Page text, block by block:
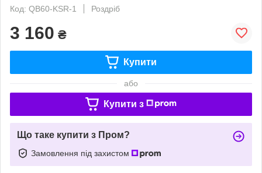
Код: QB60-KSR-1
Роздріб
3 160 ₴
Купити
або
Купити з
Що таке купити з Пром?
Замовлення під захистом